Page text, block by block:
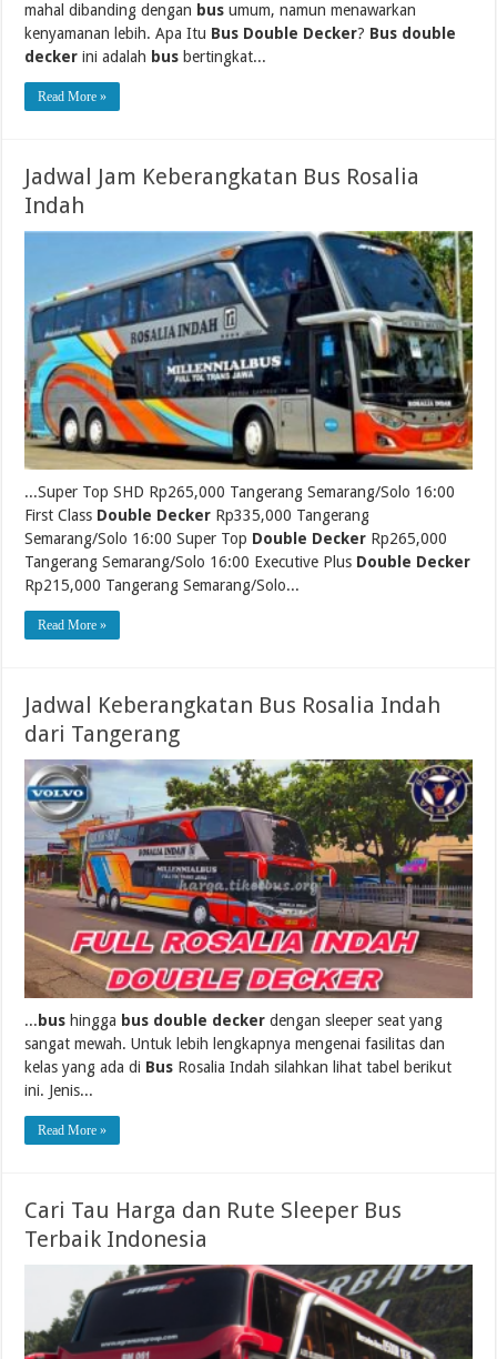
mahal dibanding dengan bus umum, namun menawarkan
kenyamanan lebih. Apa Itu Bus Double Decker? Bus double
decker ini adalah bus bertingkat...
Read More »
Jadwal Jam Keberangkatan Bus Rosalia
Indah
...Super Top SHD Rp265,000 Tangerang Semarang/Solo 16:00
First Class Double Decker Rp335,000 Tangerang
Semarang/Solo 16:00 Super Top Double Decker Rp265,000
Tangerang Semarang/Solo 16:00 Executive Plus Double Decker
Rp215,000 Tangerang Semarang/Solo...
Read More »
Jadwal Keberangkatan Bus Rosalia Indah
dari Tangerang
... bus hingga bus double decker dengan sleeper seat yang
sangat mewah. Untuk lebih lengkapnya mengenai fasilitas dan
kelas yang ada di Bus Rosalia Indah silahkan lihat tabel berikut
ini. Jenis...
Read More »
Cari Tau Harga dan Rute Sleeper Bus
Terbaik Indonesia